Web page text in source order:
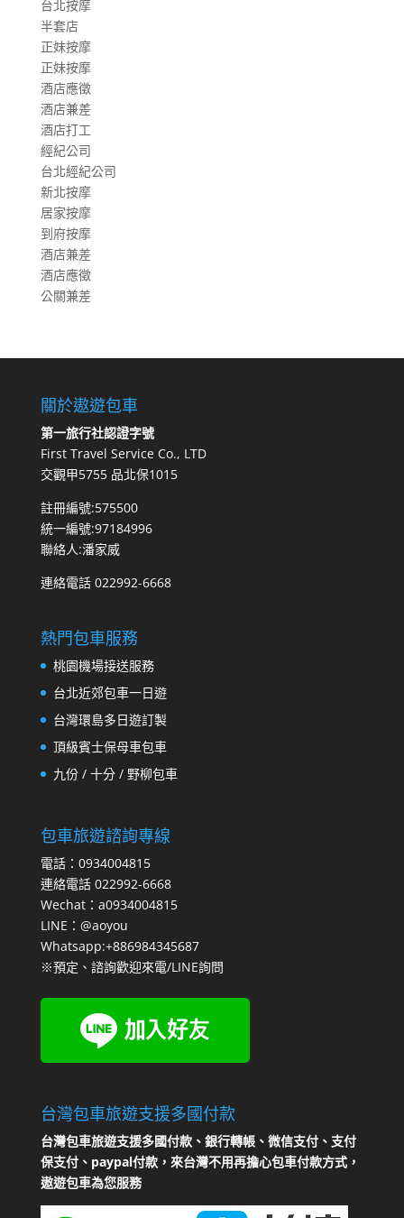
台北按摩
半套店
正妹按摩
正妹按摩
酒店應徵
酒店兼差
酒店打工
經紀公司
台北經紀公司
新北按摩
居家按摩
到府按摩
酒店兼差
酒店應徵
公關兼差
關於遨遊包車
第一旅行社認證字號
First Travel Service Co., LTD
交觀甲5755 品北保1015
註冊編號:575500
統一編號:97184996
聯絡人:潘家威
連絡電話 022992-6668
熱門包車服務
桃園機場接送服務
台北近郊包車一日遊
台灣環島多日遊訂製
頂級賓士保母車包車
九份 / 十分 / 野柳包車
包車旅遊諮詢專線
電話：0934004815
連絡電話 022992-6668
Wechat：a0934004815
LINE：@aoyou
Whatsapp:+886984345687
※預定、諮詢歡迎來電/LINE詢問
台灣包車旅遊支援多國付款
台灣包車旅遊支援多國付款、銀行轉帳、微信支付、支付
保支付、paypal付款，來台灣不用再擔心包車付款方式，
遨遊包車為您服務